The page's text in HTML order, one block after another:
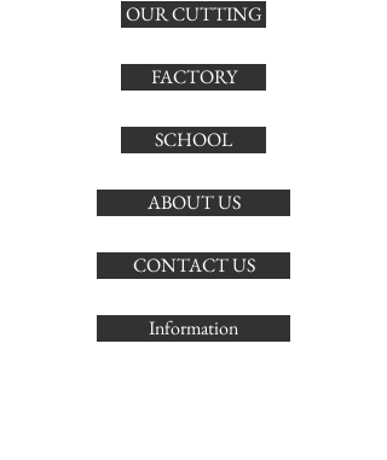
OUR CUTTING
FACTORY
SCHOOL
ABOUT US
CONTACT US
Information